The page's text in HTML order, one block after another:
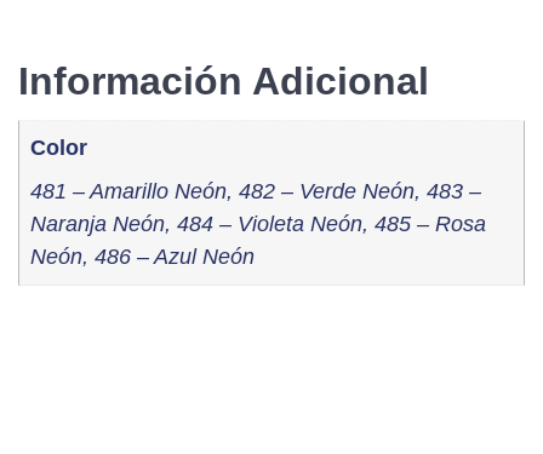
Información Adicional
Color
481 – Amarillo Neón, 482 – Verde Neón, 483 –
Naranja Neón, 484 – Violeta Neón, 485 – Rosa
Neón, 486 – Azul Neón